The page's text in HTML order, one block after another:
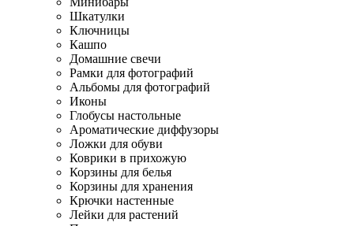
Шкатулки
Ключницы
Кашпо
Домашние свечи
Рамки для фотографий
Альбомы для фотографий
Иконы
Глобусы настольные
Ароматические диффузоры
Ложки для обуви
Коврики в прихожую
Корзины для белья
Корзины для хранения
Крючки настенные
Лейки для растений